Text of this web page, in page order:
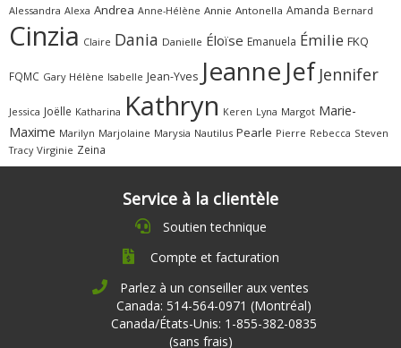
Alessandra Alexa Andrea Anne-Hélène Annie Antonella Amanda Bernard
Cinzia Claire Dania Danielle Éloïse Emanuela Émilie FKQ
FQMC Gary Hélène Isabelle Jean-Yves Jeanne Jef Jennifer
Jessica Joëlle Katharina Kathryn Keren Lyna Margot Marie-
Maxime Marilyn Marjolaine Marysia Nautilus Pearle Pierre Rebecca Steven
Tracy Virginie Zeina
Service à la clientèle
Soutien technique
Compte et facturation
Parlez à un conseiller aux ventes
Canada: 514-564-0971 (Montréal)
Canada/États-Unis: 1-855-382-0835
(sans frais)